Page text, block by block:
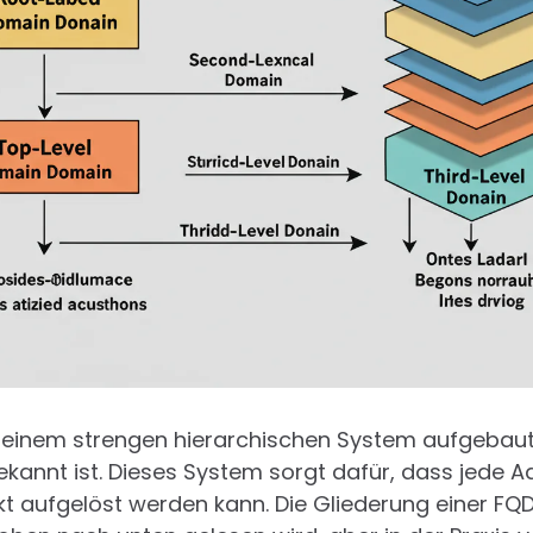
strengen hierarchischen System
ist. Dieses System sorgt dafür, dass jede
aufgelöst werden kann. Die Gliederung einer